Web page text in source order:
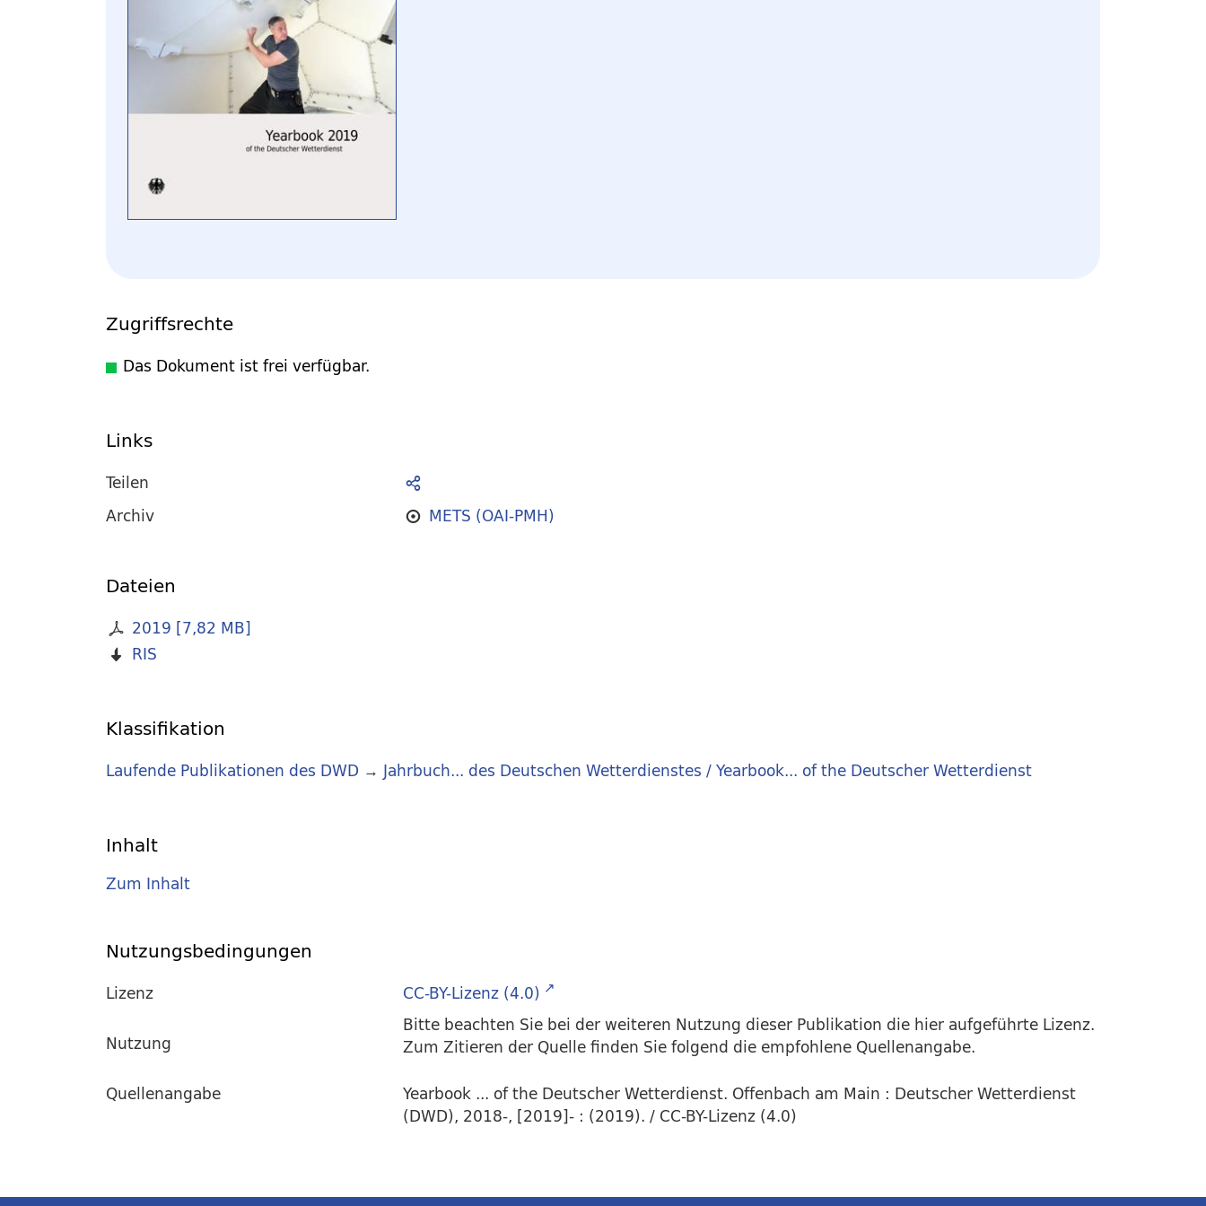
Zugriffsrechte
Das Dokument ist frei verfügbar.
Links
Teilen
Archiv
METS (OAI-PMH)
Dateien
2019 [7,82 MB]
RIS
Klassifikation
Laufende Publikationen des DWD → Jahrbuch... des Deutschen Wetterdienstes / Yearbook... of the Deutscher Wetterdienst
Inhalt
Zum Inhalt
Nutzungsbedingungen
Lizenz
CC-BY-Lizenz (4.0)
Nutzung
Bitte beachten Sie bei der weiteren Nutzung dieser Publikation die hier aufgeführte Lizenz.
Zum Zitieren der Quelle finden Sie folgend die empfohlene Quellenangabe.
Quellenangabe
Yearbook ... of the Deutscher Wetterdienst. Offenbach am Main : Deutscher Wetterdienst
(DWD), 2018-, [2019]- : (2019). / CC-BY-Lizenz (4.0)